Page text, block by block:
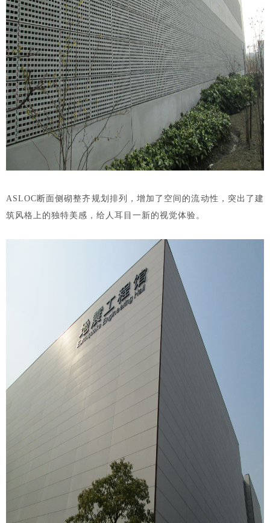
ASLOC断面侧砌整齐规划排列，增加了空间的流动性，突出了建
筑风格上的独特美感，给人耳目一新的视觉体验。